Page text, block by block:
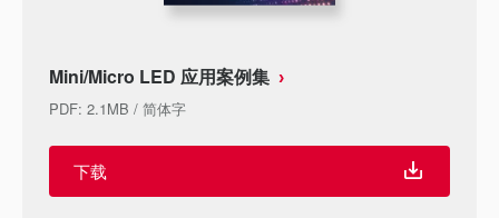
Mini/Micro LED 应用案例集
PDF: 2.1MB / 简体字
下载